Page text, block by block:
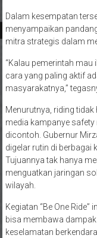
menyampaikan
mitra strategis dalam
cara yang paling aktif
masyarakatnya,”
media kampanye
dicontoh. Gubernur
digelar rutin di berbagai
Tujuannya tak hanya
menguatkan jaringan
wilayah.
bisa membawa
keselamatan
Bandar Lampung